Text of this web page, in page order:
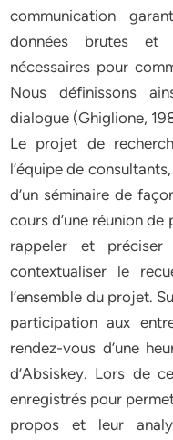
communication
données brutes et
nécessaires pour
Nous définissons
dialogue (Ghiglione,
Le projet de
l’équipe de
d’un séminaire de
cours d’une réunion
rappeler et
contextualiser le
l’ensemble du projet.
participation aux
rendez-vous d’une
d’Absiskey. Lors de
enregistrés pour
propos et leur